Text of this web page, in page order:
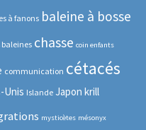
à fanons baleine à bosse
chasse coin enfants
communication cétacés
Unis Islande Japon krill
mysticètes mésonyx